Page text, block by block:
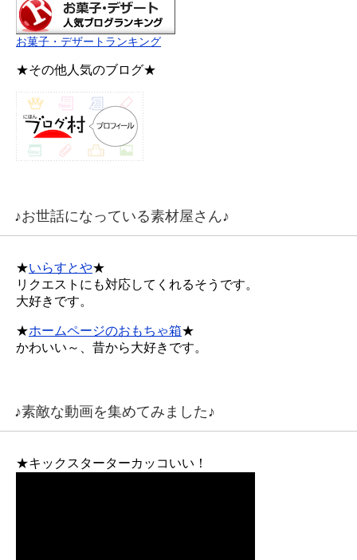
お菓子・デザートランキング
★その他人気のブログ★
♪お世話になっている素材屋さん♪
★いらすとや★
リクエストにも対応してくれるそうです。
大好きです。
★ホームページのおもちゃ箱★
かわいい～、昔から大好きです。
♪素敵な動画を集めてみました♪
★キックスターターカッコいい！